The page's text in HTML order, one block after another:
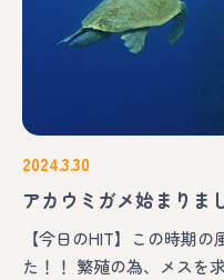
2024.3.30
アカウミガメ始まりま
【今日のHIT】この時期
た！！ 繁殖の為、メスを